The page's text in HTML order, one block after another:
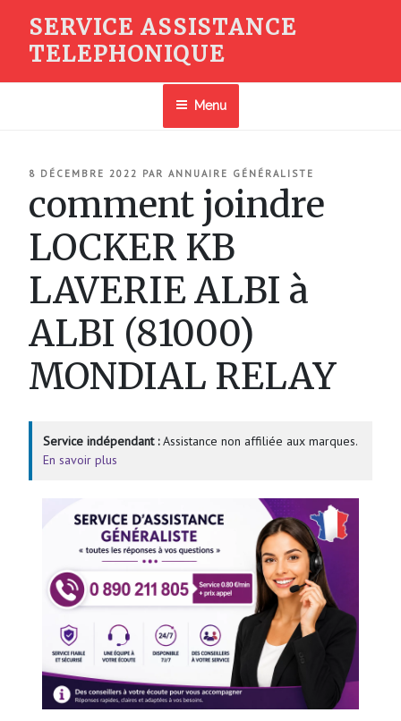
contenu
SERVICE ASSISTANCE
TELEPHONIQUE
Menu
PUBLIÉ
8 DÉCEMBRE 2022 PAR ANNUAIRE GÉNÉRALISTE
comment joindre
LOCKER KB
LAVERIE ALBI à
ALBI (81000)
MONDIAL RELAY
Service indépendant :Assistance non affiliée aux marques.
En savoir plus